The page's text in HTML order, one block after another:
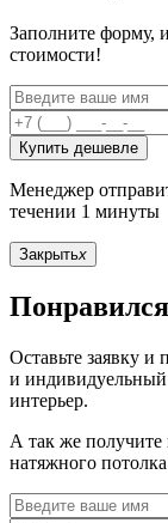
Заполните форму,
стоимости!
Купить дешевле
Менеджер
течении 1 минуты
Закрытьx
Оставьте заявку и
и индивидуельный
интерьер.
А так же
натяжного потолка